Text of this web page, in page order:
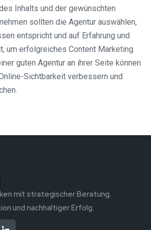
Inhalts und der gewünschten
sollten die Agentur auswählen,
entspricht und auf Erfahrung und
um erfolgreiches Content Marketing
guten Agentur an ihrer Seite können
Sichtbarkeit verbessern und
mit strategischer Beratung.
und nachhaltiger Erfolg.